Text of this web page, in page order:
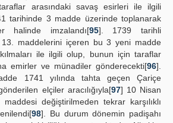
arasındaki savaş esirleri ile ilgili
tarihinde 3 madde üzerinde toplanarak
halinde imzalandı[95]. 1739 tarihli
maddelerini içeren bu 3 yeni madde
ile ilgili olup, bunun için taraflar
emirler ve münadiler gönderecekti[96].
1741 yılında tahta geçen Çariçe
elçiler aracılığıyla[97] 10 Nisan
değiştirilmeden tekrar karşılıklı
98]. Bu durum dönemin padişahı